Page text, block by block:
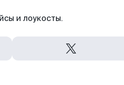
и лоукосты.